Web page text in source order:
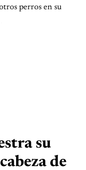
perros en su
su
de